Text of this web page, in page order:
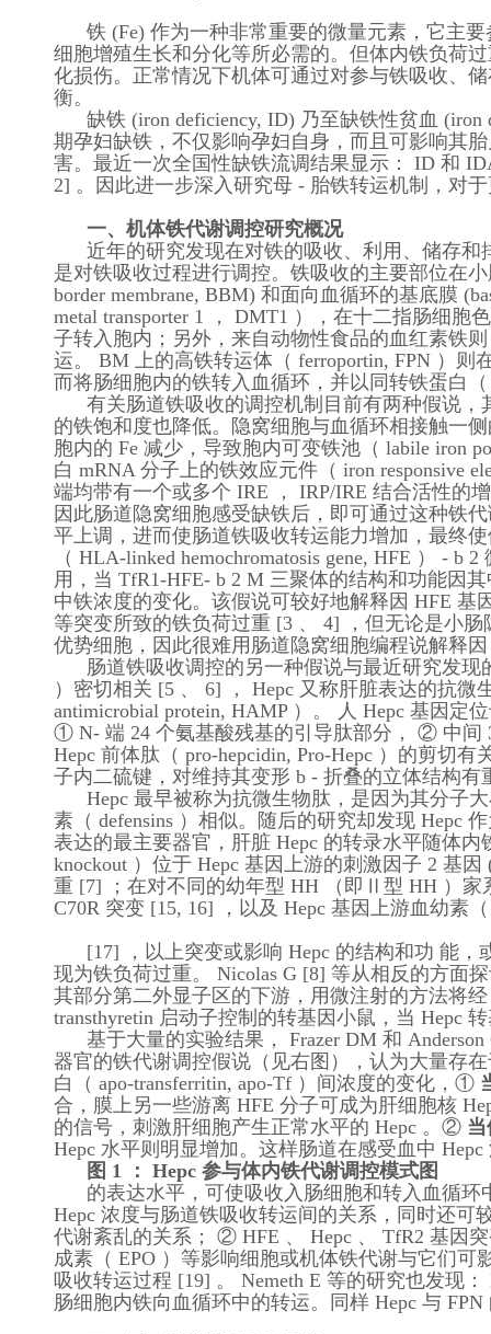
铁 (Fe) 作为一种非常重要的微量元素，它主
细胞增殖生长和分化等所必需的。但体内铁负荷
化损伤。正常情况下机体可通过对参与铁吸收、
衡。
缺铁 (iron deficiency, ID) 乃至缺铁性贫血
期孕妇缺铁，不仅影响孕妇自身，而且可影响其
害。最近一次全国性缺铁流调结果显示： ID 和
2] 。因此进一步深入研究母 - 胎铁转运机制，对
一、机体铁代谢调控研究概况
近年的研究发现在对铁的吸收、利用、储存
是对铁吸收过程进行调控。铁吸收的主要部位在
border membrane, BBM) 和面向血循环的基底膜
metal transporter 1 ， DMT1 ），在十二指肠细胞
子转入胞内；另外，来自动物性食品的血红素铁
运。 BM 上的高铁转运体（ ferroportin, FPN ）
而将肠细胞内的铁转入血循环，并以同转铁蛋白
有关肠道铁吸收的调控机制目前有两种假说
的铁饱和度也降低。隐窝细胞与血循环相接触一
胞内的 Fe 减少，导致胞内可变铁池（ labile iron
白 mRNA 分子上的铁效应元件（ iron responsive
端均带有一个或多个 IRE ， IRP/IRE 结合活性的
因此肠道隐窝细胞感受缺铁后，即可通过这种铁
平上调，进而使肠道铁吸收转运能力增加，最终
（ HLA-linked hemochromatosis gene, HFE ） -
用，当 TfR1-HFE- b 2 M 三聚体的结构和功能因
中铁浓度的变化。该假说可较好地解释因 HFE 基
等突变所致的铁负荷过重 [3 、 4] ，但无论是小
优势细胞，因此很难用肠道隐窝细胞编程说解释
肠道铁吸收调控的另一种假说与最近研究发
）密切相关 [5 、 6] ， Hepc 又称肝脏表达的抗微
antimicrobial protein, HAMP ）。 人 Hepc 基因定
① N- 端 24 个氨基酸残基的引导肽部分， ② 中间
Hepc 前体肽（ pro-hepcidin, Pro-Hepc ）的剪切
子内二硫键，对维持其变形 b - 折叠的立体结构有
Hepc 最早被称为抗微生物肽，是因为其分子
素（ defensins ）相似。随后的研究却发现 Hepc
表达的最主要器官，肝脏 Hepc 的转录水平随体
knockout ）位于 Hepc 基因上游的刺激因子 2 基
重 [7] ；在对不同的幼年型 HH （即Ⅱ型 HH ）家
C70R 突变 [15, 16] ，以及 Hepc 基因上游血幼素
[17] ，以上突变或影响 Hepc 的结构和功 能
现为铁负荷过重。 Nicolas G [8] 等从相反的方面
其部分第二外显子区的下游，用微注射的方法将
transthyretin 启动子控制的转基因小鼠，当 Hepc
基于大量的实验结果， Frazer DM 和
器官的铁代谢调控假说（见右图），认为大量存
白（ apo-transferritin, apo-Tf ）间浓度的变化，①
合，膜上另一些游离 HFE 分子可成为肝细胞核
的信号，刺激肝细胞产生正常水平的 Hepc 。②
Hepc 水平则明显增加。这样肠道在感受血中
图 1 ： Hepc 参与体内铁代谢调控模式图
的表达水平，可使吸收入肠细胞和转入血循
Hepc 浓度与肠道铁吸收转运间的关系，同时还
代谢紊乱的关系； ② HFE 、 Hepc 、 TfR2 基
成素（ EPO ）等影响细胞或机体铁代谢与它们可
吸收转运过程 [19] 。 Nemeth E 等的研究也发现
肠细胞内铁向血循环中的转运。同样 Hepc 与